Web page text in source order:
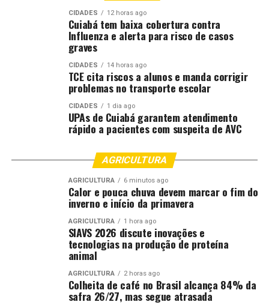
nacional, Cuiabá mantém em execução um programa
inédito de limpeza de bocas de lobo para prevenção de
alagamentos. Desde o início do projeto, coordenado pela
Secretaria Municipal de Infraestrutura e Obras, já foram
realizadas aproximadamente 2,6 mil limpezas em
diversas regiões da capital.
O programa prevê a desobstrução completa da rede de
drenagem, incluindo caixas de captação, manilhas e
tubulações, muitas delas encontradas com até 95% de
de resíduos por boca de lobo. Na Avenida Carmindo de
Campos, uma das principais vias atendidas, a estimativa
é de 300 toneladas de lixo removidas ao longo de cerca
de 100 estruturas.
A administração também reforça a necessidade de
conscientização ambiental, após a identificação de
descarte irregular de óleo, resíduos químicos e fiação na
rede pluvial, materiais que escoam diretamente para o
CIDADES 12 horas ago
Cuiabá tem baixa cobertura contra
Influenza e alerta para risco de casos
graves
CIDADES 14 horas ago
TCE cita riscos a alunos e manda corrigir
problemas no transporte escolar
CIDADES 1 dia ago
UPAs de Cuiabá garantem atendimento
rápido a pacientes com suspeita de AVC
AGRICULTURA
AGRICULTURA 6 minutos ago
Calor e pouca chuva devem marcar o fim do
inverno e início da primavera
AGRICULTURA 1 hora ago
SIAVS 2026 discute inovações e
tecnologias na produção de proteína
animal
AGRICULTURA 2 horas ago
Colheita de café no Brasil alcança 84% da
safra 26/27, mas segue atrasada